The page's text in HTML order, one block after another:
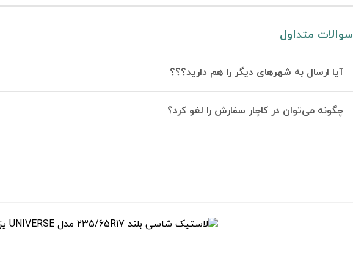
سوالات متداول
آیا ارسال به شهرهای دیگر را هم دارید؟؟؟
چگونه می‌توان در کاچار سفارش را لغو کرد؟